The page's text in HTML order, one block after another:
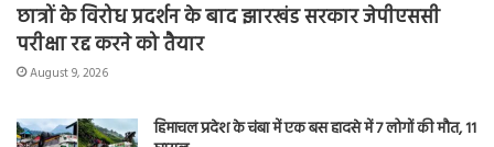
छात्रों के विरोध प्रदर्शन के बाद झारखंड सरकार जेपीएससी
परीक्षा रद्द करने को तैयार
August 9, 2026
हिमाचल प्रदेश के चंबा में एक बस हादसे में 7 लोगों की मौत, 11